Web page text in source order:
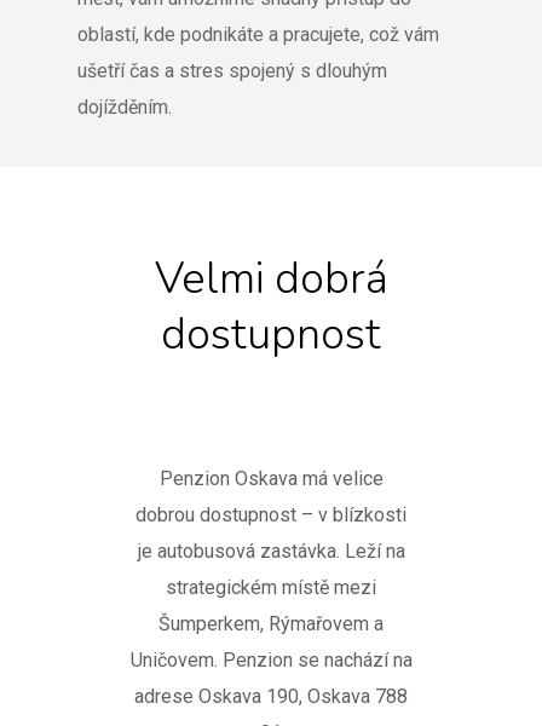
oblastí, kde podnikáte a pracujete, což vám
ušetří čas a stres spojený s dlouhým
dojížděním.
Velmi dobrá
dostupnost
Penzion Oskava má velice
dobrou dostupnost – v blízkosti
je autobusová zastávka. Leží na
strategickém místě mezi
Šumperkem, Rýmařovem a
Uničovem. Penzion se nachází na
adrese Oskava 190, Oskava 788